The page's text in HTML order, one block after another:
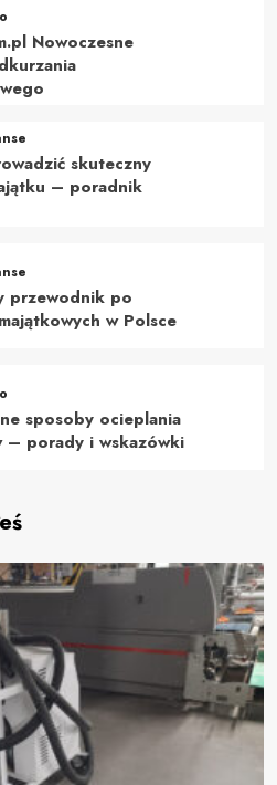
Nowoczesne
skuteczny
– poradnik
przewodnik po
w Polsce
sposoby ocieplania
– porady i wskazówki